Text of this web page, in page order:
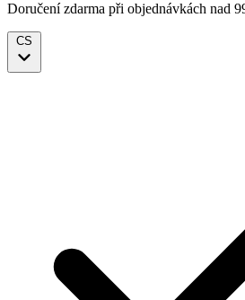
Doručení zdarma při objednávkách nad
CS